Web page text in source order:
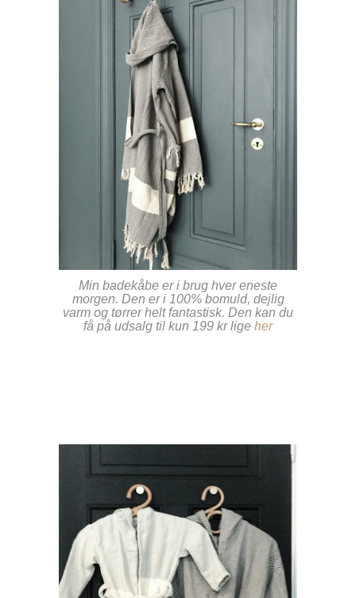
Min badekåbe er i brug hver eneste
morgen. Den er i 100% bomuld, dejlig
varm og tørrer helt fantastisk. Den kan du
få på udsalg til kun 199 kr lige her